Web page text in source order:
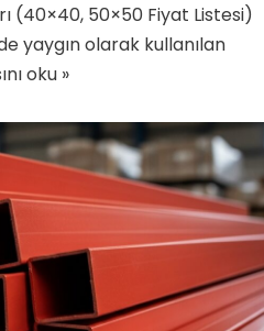
(40×40, 50×50 Fiyat Listesi)
yaygın olarak kullanılan
oku »